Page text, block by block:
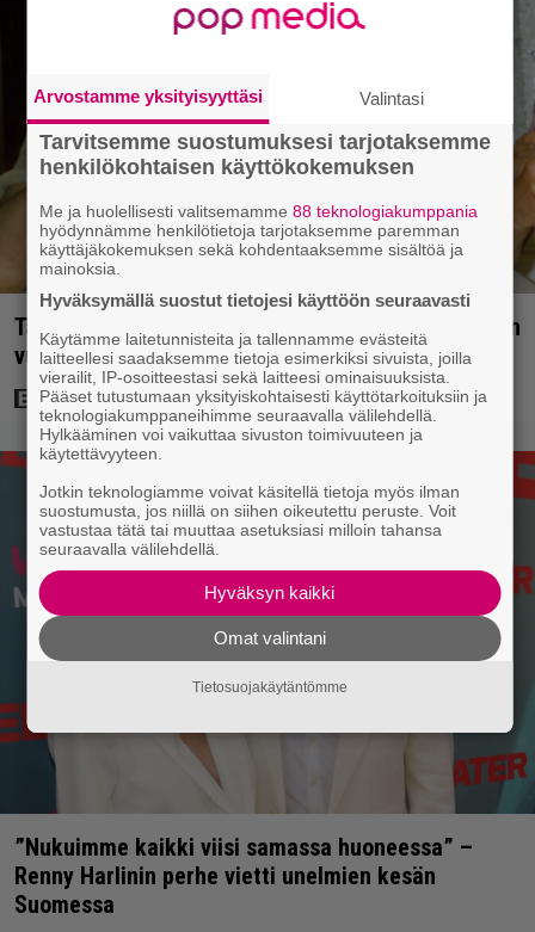
Tänään tv:ssä: Vesa-Matti Loiri palasi Uunon rooliin
vuonna 1998 – Spede vetäytyi sivummalle
”Nukuimme kaikki viisi samassa huoneessa” –
Renny Harlinin perhe vietti unelmien kesän
Suomessa
Arvostamme yksityisyyttäsi Valintasi
Tarvitsemme suostumuksesi tarjotaksemme
henkilökohtaisen käyttökokemuksen
Me ja huolellisesti valitsemamme 88 teknologiakumppania
hyödynnämme henkilötietoja tarjotaksemme paremman
käyttäjäkokemuksen sekä kohdentaaksemme sisältöä ja
mainoksia.
Hyväksymällä suostut tietojesi käyttöön seuraavasti
Käytämme laitetunnisteita ja tallennamme evästeitä
laitteellesi saadaksemme tietoja esimerkiksi sivuista, joilla
vierailit, IP-osoitteestasi sekä laitteesi ominaisuuksista.
Pääset tutustumaan yksityiskohtaisesti käyttötarkoituksiin ja
teknologiakumppaneihimme seuraavalla välilehdellä.
Hylkääminen voi vaikuttaa sivuston toimivuuteen ja
käytettävyyteen.
Jotkin teknologiamme voivat käsitellä tietoja myös ilman
suostumusta, jos niillä on siihen oikeutettu peruste. Voit
vastustaa tätä tai muuttaa asetuksiasi milloin tahansa
seuraavalla välilehdellä.
Hyväksyn kaikki
Omat valintani
Tietosuojakäytäntömme